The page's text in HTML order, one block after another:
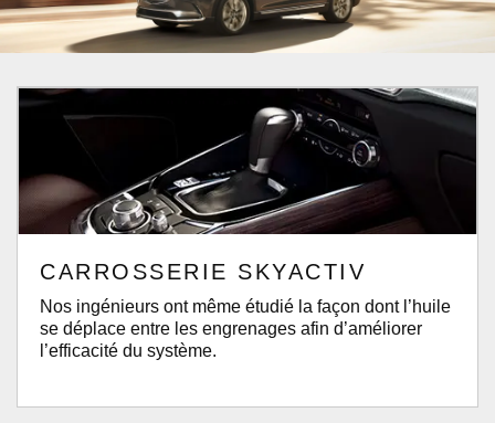
CARROSSERIE SKYACTIV
Nos ingénieurs ont même étudié la façon dont l’huile
se déplace entre les engrenages afin d’améliorer
l’efficacité du système.